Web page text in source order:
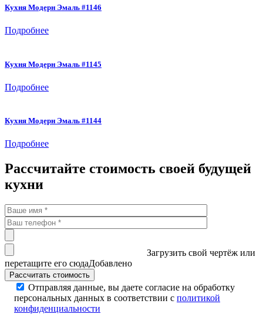
Кухня Модерн Эмаль #1146
Подробнее
Кухня Модерн Эмаль #1145
Подробнее
Кухня Модерн Эмаль #1144
Подробнее
Рассчитайте стоимость своей будущей
кухни
Загрузить свой чертёж или
перетащите его сюдаДобавлено
Отправляя данные, вы даете согласие на обработку
персональных данных в соответствии с политикой
конфиденциальности